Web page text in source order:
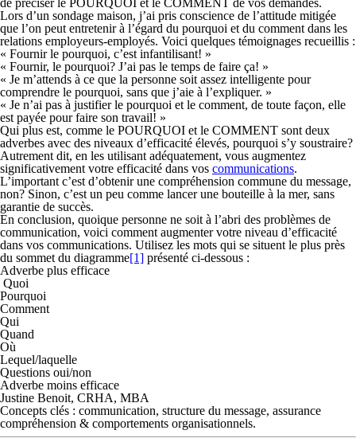
de préciser le POURQUOI et le COMMENT de vos demandes.
Lors d’un sondage maison, j’ai pris conscience de l’attitude mitigée
que l’on peut entretenir à l’égard du pourquoi et du comment dans les
relations employeurs-employés. Voici quelques témoignages recueillis :
« Fournir le pourquoi, c’est infantilisant! »
« Fournir, le pourquoi? J’ai pas le temps de faire ça! »
« Je m’attends à ce que la personne soit assez intelligente pour
comprendre le pourquoi, sans que j’aie à l’expliquer. »
« Je n’ai pas à justifier le pourquoi et le comment, de toute façon, elle
est payée pour faire son travail! »
Qui plus est, comme le POURQUOI et le COMMENT sont deux
adverbes avec des niveaux d’efficacité élevés, pourquoi s’y soustraire?
Autrement dit, en les utilisant adéquatement, vous augmentez
significativement votre efficacité dans vos communications.
L’important c’est d’obtenir une compréhension commune du message,
non? Sinon, c’est un peu comme lancer une bouteille à la mer, sans
garantie de succès.
En conclusion, quoique personne ne soit à l’abri des problèmes de
communication, voici comment augmenter votre niveau d’efficacité
dans vos communications. Utilisez les mots qui se situent le plus près
du sommet du diagramme[1] présenté ci-dessous :
Adverbe plus efficace
Quoi
Pourquoi
Comment
Qui
Quand
Où
Lequel/laquelle
Questions oui/non
Adverbe moins efficace
Justine Benoit, CRHA, MBA
Concepts clés : communication, structure du message, assurance
compréhension & comportements organisationnels.